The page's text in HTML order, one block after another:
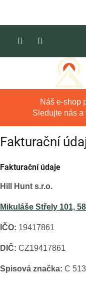
obsah
Náš e-shop
Sledujte nás a
Fakturační
Fakturační údaje
Hill Hunt s.r.o.
Mikuláše Střely 101,
IČO: 19417861
DIČ: CZ19417861
Spisová značka: C